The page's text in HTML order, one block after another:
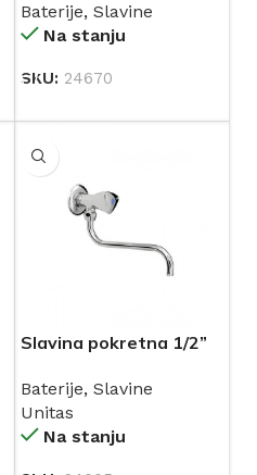
Baterije, Slavine
Na stanju
SKU: 24670
Slavina pokretna 1/2”
Baterije, Slavine
Unitas
Na stanju